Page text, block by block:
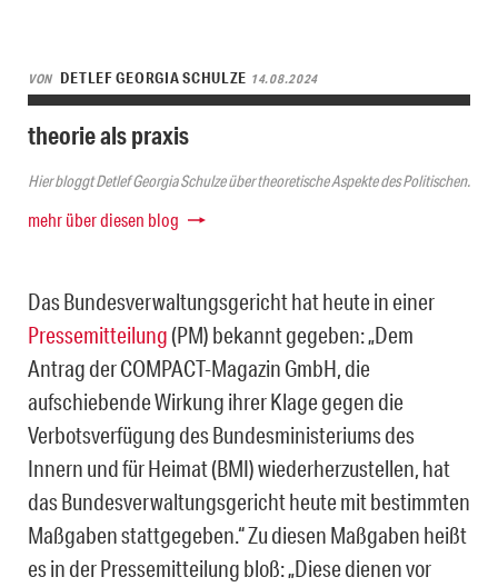
VON DETLEF GEORGIA SCHULZE 14.08.2024
theorie als praxis
Hier bloggt Detlef Georgia Schulze über theoretische Aspekte des Politischen.
mehr über diesen blog
Das Bundesverwaltungsgericht hat heute in einer
Pressemitteilung(PM) bekannt gegeben: „Dem
Antrag der COMPACT-Magazin GmbH, die
aufschiebende Wirkung ihrer Klage gegen die
Verbotsverfügung des Bundesministeriums des
Innern und für Heimat (BMI) wiederherzustellen, hat
das Bundesverwaltungsgericht heute mit bestimmten
Maßgaben stattgegeben.“ Zu diesen Maßgaben heißt
es in der Pressemitteilung bloß: „Diese dienen vor